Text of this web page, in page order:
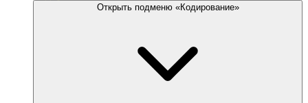
Открыть подменю «Кодирование»